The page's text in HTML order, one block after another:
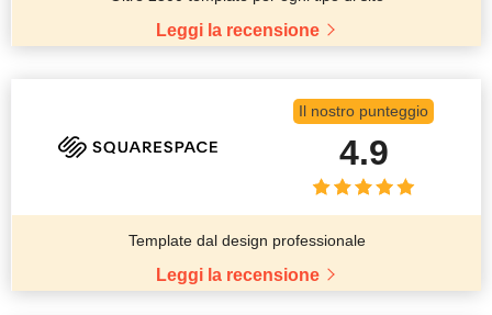
Leggi la recensione
Il nostro punteggio
4.9
Template dal design professionale
Leggi la recensione